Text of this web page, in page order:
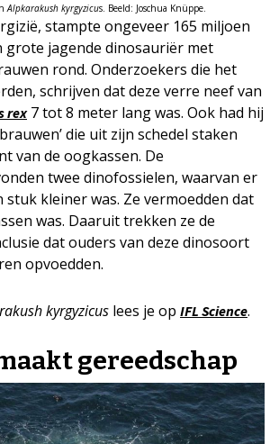
Alpkarakush kyrgyzicus. Beeld: Joschua Knüppe.
stampte ongeveer 165 miljoen
grote jagende dinosauriër met
rond. Onderzoekers die het
schrijven dat deze verre neef van
rex 7 tot 8 meter lang was. Ook had hij
die uit zijn schedel staken
van de oogkassen. De
twee dinofossielen, waarvan er
stuk kleiner was. Ze vermoedden dat
was. Daaruit trekken ze de
dat ouders van deze dinosoort
opvoedden.
kyrgyzicus lees je op IFL Science.
gereedschap